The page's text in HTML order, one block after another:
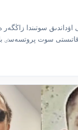
اۋداندىق سوتىندا زاڭگەر
قاتىستى سوت پروتسەسٸ